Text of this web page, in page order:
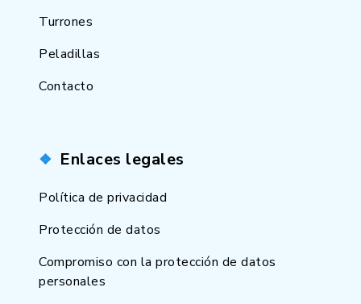
Turrones
Peladillas
Contacto
Enlaces legales
Política de privacidad
Protección de datos
Compromiso con la protección de datos
personales